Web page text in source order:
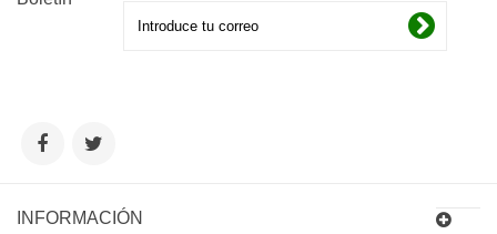
INFORMACIÓN